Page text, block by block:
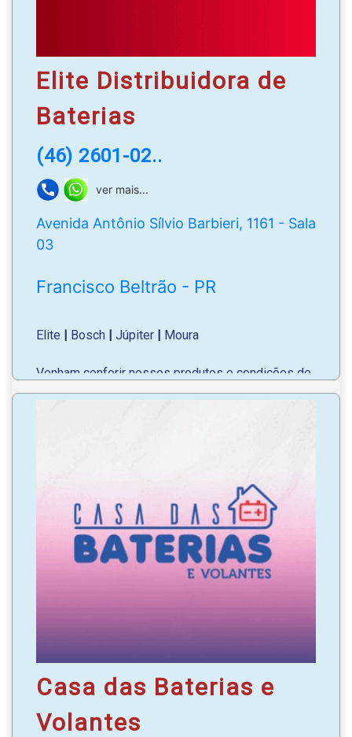
Elite Distribuidora de
Baterias
(46) 2601-02..
ver mais...
Avenida Antônio Sílvio Barbieri, 1161 - Sala
03
Francisco Beltrão - PR
Elite | Bosch | Júpiter | Moura
Venham conferir nossos produtos e condições de
pagamentos.
Casa das Baterias e
Volantes